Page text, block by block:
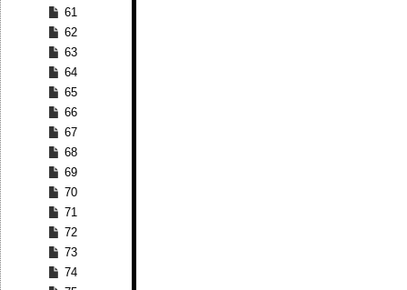
61
62
63
64
65
66
67
68
69
70
71
72
73
74